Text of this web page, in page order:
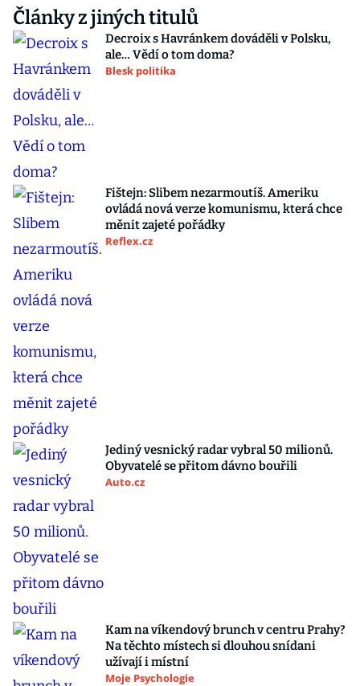
Články z jiných titulů
Decroix s Havránkem dováděli v Polsku,
ale… Vědí o tom doma?
Blesk politika
Fištejn: Slibem nezarmoutíš. Ameriku
ovládá nová verze komunismu, která chce
měnit zajeté pořádky
Reflex.cz
Jediný vesnický radar vybral 50 milionů.
Obyvatelé se přitom dávno bouřili
Auto.cz
Kam na víkendový brunch v centru Prahy?
Na těchto místech si dlouhou snídani
užívají i místní
Moje Psychologie